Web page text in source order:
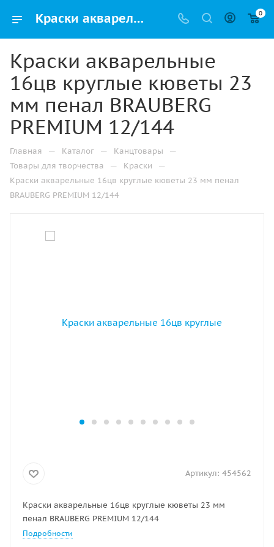
Краски акварельные 16цв круглые кюветы 23 мм пенал BRAUBERG PREMIUM 12/144 купить оптом и в розницу в Нижнем Новгороде 0
Краски акварельные
16цв круглые кюветы 23
мм пенал BRAUBERG
PREMIUM 12/144
Главная — Каталог — Канцтовары —
Товары для творчества — Краски —
Краски акварельные 16цв круглые кюветы 23 мм пенал
BRAUBERG PREMIUM 12/144
Артикул: 454562
Краски акварельные 16цв круглые кюветы 23 мм
пенал BRAUBERG PREMIUM 12/144
Подробности